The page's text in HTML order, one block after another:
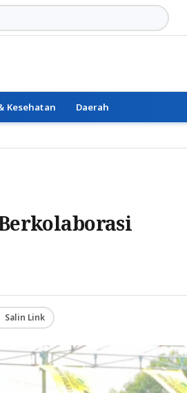
Kesehatan Daerah
Salin Link